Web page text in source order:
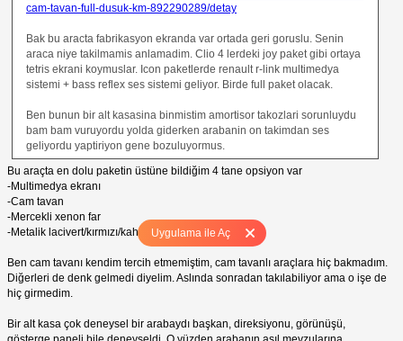
Uygulama ile Aç
cam-tavan-full-dusuk-km-892290289/detay
Bak bu aracta fabrikasyon ekranda var ortada geri goruslu. Senin
araca niye takilmamis anlamadim. Clio 4 lerdeki joy paket gibi ortaya
tetris ekrani koymuslar. Icon paketlerde renault r-link multimedya
sistemi + bass reflex ses sistemi geliyor. Birde full paket olacak.
Ben bunun bir alt kasasina binmistim amortisor takozlari sorunluydu
bam bam vuruyordu yolda giderken arabanin on takimdan ses
geliyordu yaptiriyon gene bozuluyormus.
Bu araçta en dolu paketin üstüne bildiğim 4 tane opsiyon var
-Multimedya ekranı
-Cam tavan
-Mercekli xenon far
-Metalik lacivert/kırmızı/kahverengi renkler
Ben cam tavanı kendim tercih etmemiştim, cam tavanlı araçlara hiç bakmadım.
Diğerleri de denk gelmedi diyelim. Aslında sonradan takılabiliyor ama o işe de
hiç girmedim.
Bir alt kasa çok deneysel bir arabaydı başkan, direksiyonu, görünüşü,